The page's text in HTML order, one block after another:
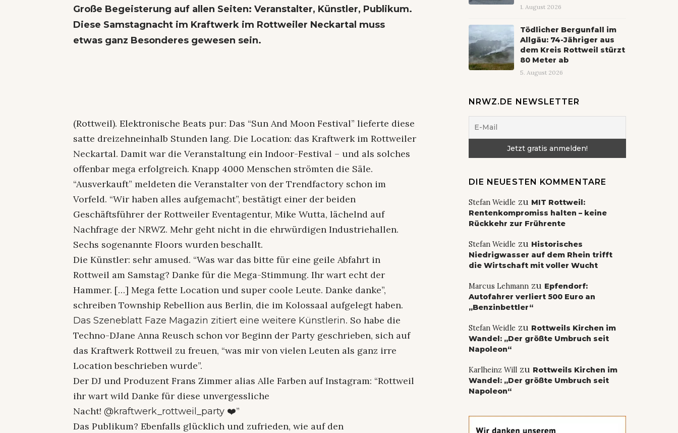
Große Begeisterung auf allen Seiten: Veranstalter, Künstler, Publikum.
Diese Samstagnacht im Kraftwerk im Rottweiler Neckartal muss
etwas ganz Besonderes gewesen sein.
(Rottweil). Elektronische Beats pur: Das “Sun And Moon Festival” lieferte diese
satte dreizehneinhalb Stunden lang. Die Location: das Kraftwerk im Rottweiler
Neckartal. Damit war die Veranstaltung ein Indoor-Festival – und als solches
offenbar mega erfolgreich. Knapp 4000 Menschen strömten die Säle.
“Ausverkauft” meldeten die Veranstalter von der Trendfactory schon im
Vorfeld. “Wir haben alles aufgemacht”, bestätigt einer der beiden
Geschäftsführer der Rottweiler Eventagentur, Mike Wutta, lächelnd auf
Nachfrage der NRWZ. Mehr geht nicht in die ehrwürdigen Industriehallen.
Sechs sogenannte Floors wurden beschallt.
Die Künstler: sehr amused. “Was war das bitte für eine geile Abfahrt in
Rottweil am Samstag? Danke für die Mega-Stimmung. Ihr wart echt der
Hammer. […] Mega fette Location und super coole Leute. Danke danke”,
schreiben Township Rebellion aus Berlin, die im Kolossaal aufgelegt haben.
Das Szeneblatt Faze Magazin zitiert eine weitere Künstlerin. So habe die
Techno-DJane Anna Reusch schon vor Beginn der Party geschrieben, sich auf
das Kraftwerk Rottweil zu freuen, “was mir von vielen Leuten als ganz irre
Location beschrieben wurde”.
Der DJ und Produzent Frans Zimmer alias Alle Farben auf Instagram: “Rottweil
ihr wart wild Danke für diese unvergessliche
Nacht!@kraftwerk_rottweil_party ❤️”
Das Publikum? Ebenfalls glücklich und zufrieden, wie auf den
1. August 2026
Tödlicher Bergunfall im
Allgäu: 74-Jähriger aus
dem Kreis Rottweil stürzt
80 Meter ab
5. August 2026
NRWZ.DE NEWSLETTER
DIE NEUESTEN KOMMENTARE
Stefan Weidle zu MIT Rottweil:
Rentenkompromiss halten – keine
Rückkehr zur Frührente
Stefan Weidle zu Historisches
Niedrigwasser auf dem Rhein trifft
die Wirtschaft mit voller Wucht
Marcus Lehmannzu Epfendorf:
Autofahrer verliert 500 Euro an
„Benzinbettler“
Stefan Weidle zu Rottweils Kirchen im
Wandel: „Der größte Umbruch seit
Napoleon“
Karlheinz Willzu Rottweils Kirchen im
Wandel: „Der größte Umbruch seit
Napoleon“